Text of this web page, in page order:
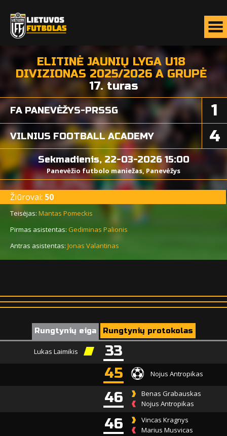
ELITINĖ JAUNIŲ LYGA U18
DIVIZIONAS 2025/2026 A GRUPĖ
17. turas
1
FA PANEVĖŽYS-PRSSG
VILNIUS FOOTBALL ACADEMY 4
Sekmadienis, 22-03-2026 15:00
Panevėžio futbolo maniežas, Panevėžys
Žiūrovai: 50
Teisėjas: Mantas Pomeckis
Pirmas asistentas: Gediminas Palionis
Antras asistentas: Jonas Valantinas
Rungtynių eiga Rungtynių protokolas
Lukas Laimikis
33
45
Nojus Antropikas
46
Benas Grabauskas
Nojus Antropikas
46
Vincas Kragnys
Marius Musvicas